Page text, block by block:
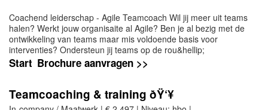
Coachend leiderschap - Agile Teamcoach Wil jij meer uit teams
halen? Werkt jouw organisaite al Agile? Ben je al bezig met de
ontwikkeling van teams maar mis voldoende basis voor
interventies? Ondersteun jij teams op de rou&hellip;
Start Brochure aanvragen >>
Teamcoaching & training ðŸ‘¥